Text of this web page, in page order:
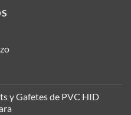
y Gafetes de PVC HID